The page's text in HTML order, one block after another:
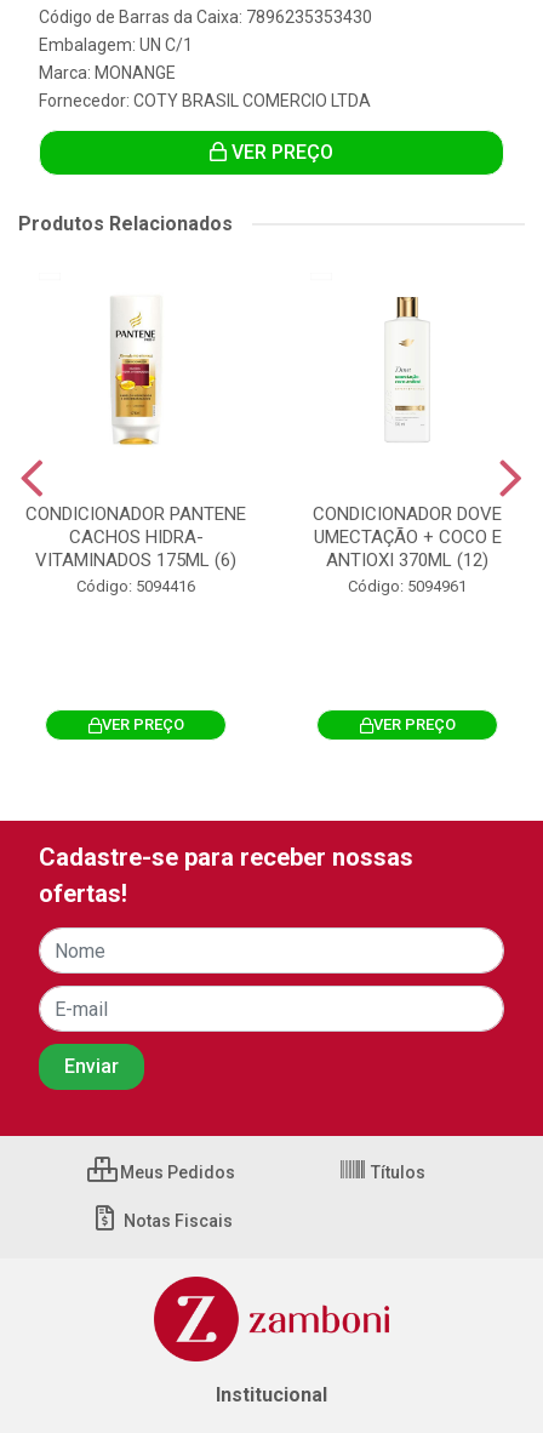
Código de Barras da Caixa: 7896235353430
Embalagem: UN C/1
Marca: MONANGE
Fornecedor: COTY BRASIL COMERCIO LTDA
VER PREÇO
Produtos Relacionados
CONDICIONADOR PANTENE
CACHOS HIDRA-
VITAMINADOS 175ML (6)
Código: 5094416
VER PREÇO
CONDICIONADOR DOVE
UMECTAÇÃO + COCO E
ANTIOXI 370ML (12)
Código: 5094961
VER PREÇO
Cadastre-se para receber nossas
ofertas!
Meus Pedidos Títulos
Notas Fiscais
Institucional